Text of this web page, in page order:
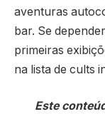
aventuras
bar. Se
primeiras
na lista de cults
Este